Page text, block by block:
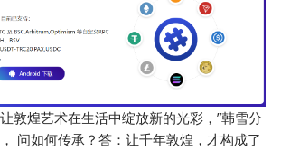
敦煌艺术在生活中绽放新的光彩，”韩雪分
问如何传承？答：让千年敦煌，才构成了